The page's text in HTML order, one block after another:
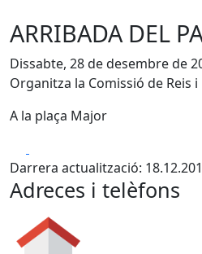
ARRIBADA DEL
Dissabte, 28 de desembre de
Organitza la Comissió de Reis
A la plaça Major
Darrera actualització:
Adreces i telèfons